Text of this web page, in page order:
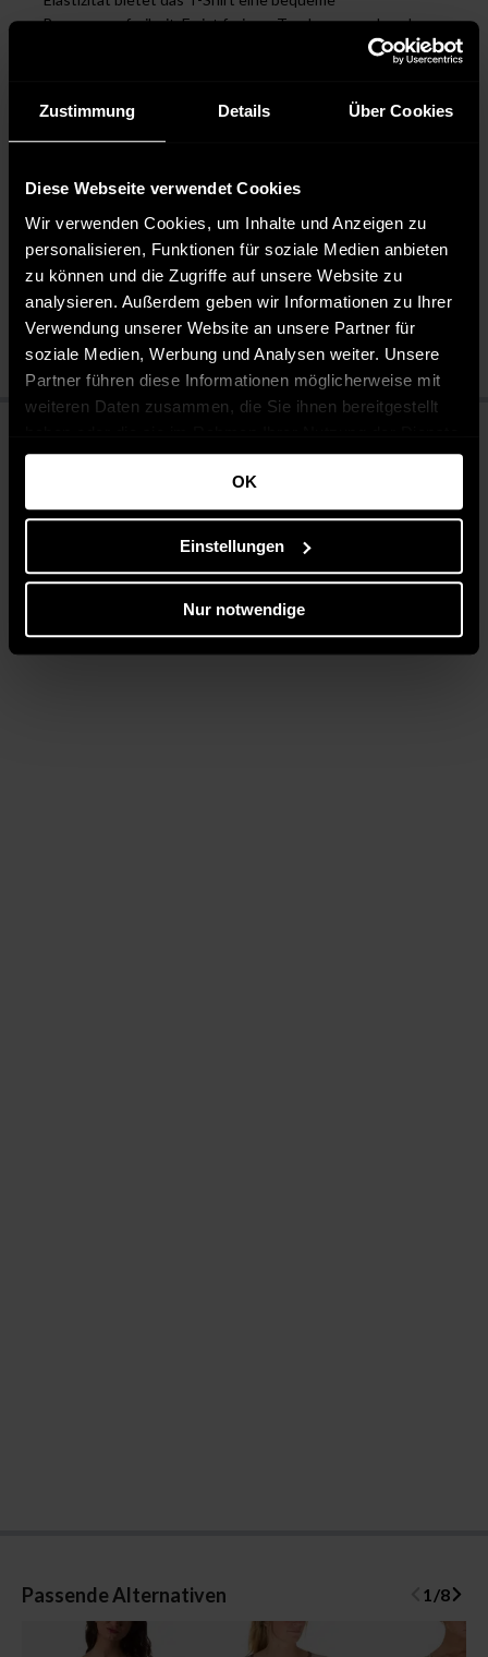
Zustimmung Details Über Cookies
Diese Webseite verwendet Cookies
Wir verwenden Cookies, um Inhalte und Anzeigen zu
personalisieren, Funktionen für soziale Medien anbieten
zu können und die Zugriffe auf unsere Website zu
analysieren. Außerdem geben wir Informationen zu Ihrer
Verwendung unserer Website an unsere Partner für
soziale Medien, Werbung und Analysen weiter. Unsere
Partner führen diese Informationen möglicherweise mit
weiteren Daten zusammen, die Sie ihnen bereitgestellt
gesammelt haben.
OK
Einstellungen
Nur notwendige
Bewegungsfreiheit. Es ist frei von Taschen, was den cleanen
Jeans für einen lässigen Alltagslook oder zu einer schicken
Hose für ein entspanntes Abendoutfit.
Pflegeleicht 30 °C
Bleichen nicht erlaubt
Nicht chemisch reinigen
Bügeln mit mittlerer Temperatur
Passende Alternativen 1/8